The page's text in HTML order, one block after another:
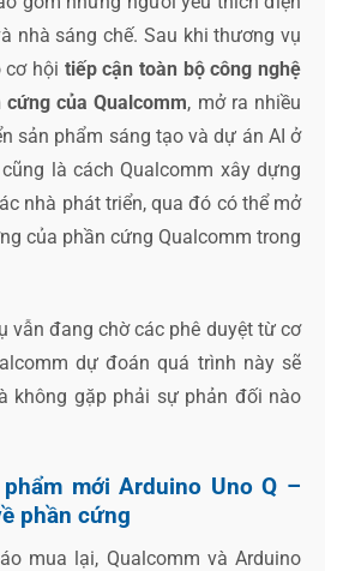
nhà sáng chế. Sau khi thương vụ
cơ hội tiếp cận toàn bộ công nghệ
của Qualcomm, mở ra nhiều
sản phẩm sáng tạo và dự án AI ở
là cách Qualcomm xây dựng
nhà phát triển, qua đó có thể mở
của phần cứng Qualcomm trong
vẫn đang chờ các phê duyệt từ cơ
dự đoán quá trình này sẽ
không gặp phải sự phản đối nào
mới Arduino Uno Q –
phần cứng
mua lại, Qualcomm và Arduino